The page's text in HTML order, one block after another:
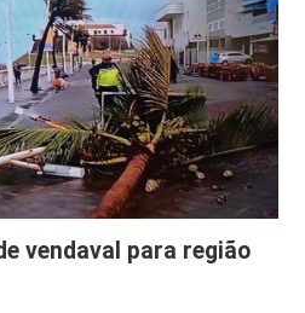
vendaval para região